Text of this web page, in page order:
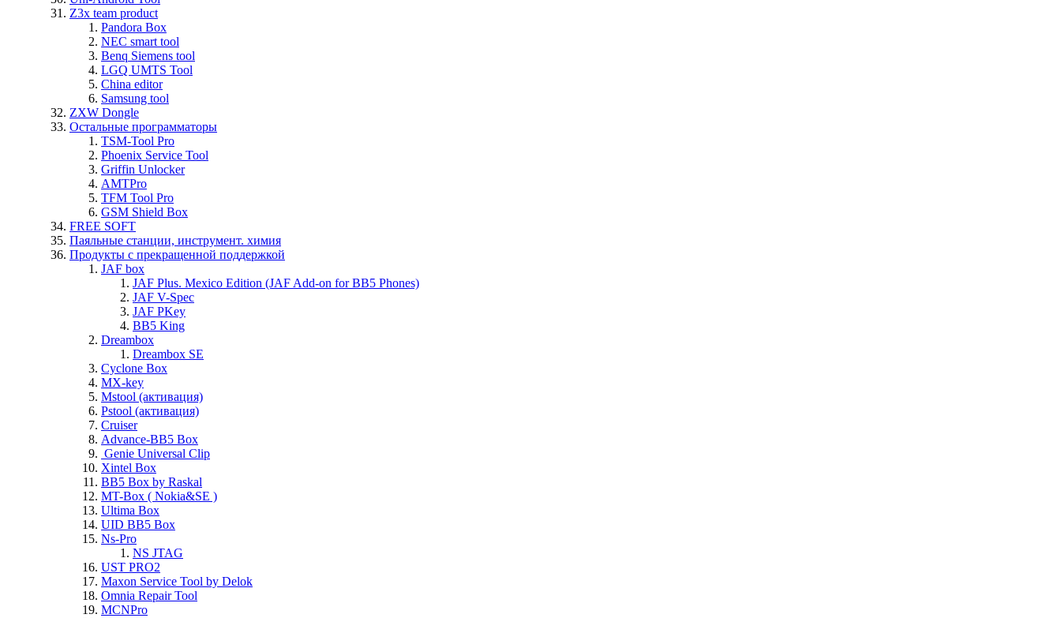
Z3x team product
Pandora Box
NEC smart tool
Benq Siemens tool
LGQ UMTS Tool
China editor
Samsung tool
ZXW Dongle
Остальные программаторы
TSM-Tool Pro
Phoenix Service Tool
Griffin Unlocker
AMTPro
TFM Tool Pro
GSM Shield Box
FREE SOFT
Паяльные станции, инструмент. химия
Продукты с прекращенной поддержкой
JAF box
JAF Plus. Mexico Edition (JAF Add-on for BB5 Phones)
JAF V-Spec
JAF PKey
BB5 King
Dreambox
Dreambox SE
Cyclone Box
MX-key
Mstool (активация)
Pstool (активация)
Cruiser
Advance-BB5 Box
Genie Universal Clip
Xintel Box
BB5 Box by Raskal
MT-Box ( Nokia&SE )
Ultima Box
UID BB5 Box
Ns-Pro
NS JTAG
UST PRO2
Maxon Service Tool by Delok
Omnia Repair Tool
MCNPro